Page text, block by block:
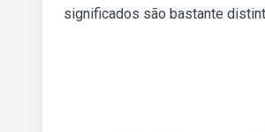
significados são bastante